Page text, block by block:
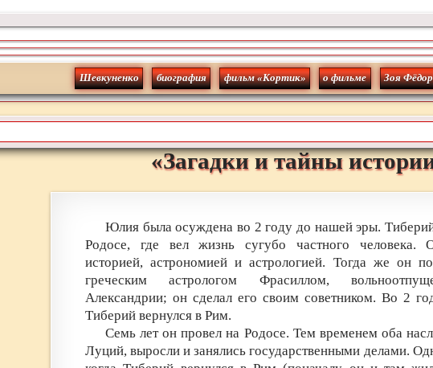
Шевкуненко биография фильм «Кортик» о фильме Зоя
«Загадки и тайны
Юлия была осуждена во 2 году до нашей эры. Тиберий
Родосе, где вел жизнь сугубо частного человека.
историей, астрономией и астрологией. Тогда же он
греческим астрологом Фрасиллом,
Александрии; он сделал его своим советником. Во 2
Тиберий вернулся в Рим.
Семь лет он провел на Родосе. Тем временем оба
Луций, выросли и занялись государственными делами.